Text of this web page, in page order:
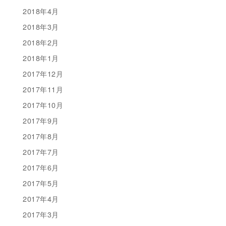
2018年4月
2018年3月
2018年2月
2018年1月
2017年12月
2017年11月
2017年10月
2017年9月
2017年8月
2017年7月
2017年6月
2017年5月
2017年4月
2017年3月